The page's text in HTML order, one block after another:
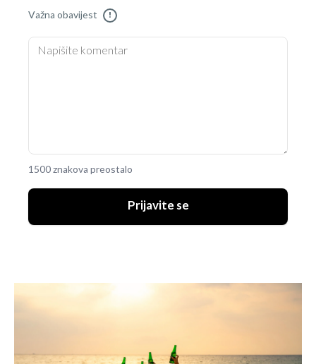
Važna obavijest !
1500 znakova preostalo
Prijavite se